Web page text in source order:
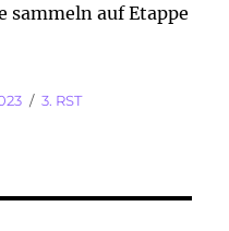
sammeln auf Etappe
Kategorien
3. RST